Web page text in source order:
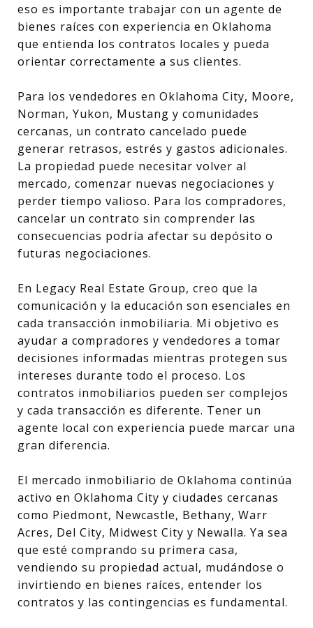
eso es importante trabajar con un agente de
bienes raíces con experiencia en Oklahoma
que entienda los contratos locales y pueda
orientar correctamente a sus clientes.
Para los vendedores en Oklahoma City, Moore,
Norman, Yukon, Mustang y comunidades
cercanas, un contrato cancelado puede
generar retrasos, estrés y gastos adicionales.
La propiedad puede necesitar volver al
mercado, comenzar nuevas negociaciones y
perder tiempo valioso. Para los compradores,
cancelar un contrato sin comprender las
consecuencias podría afectar su depósito o
futuras negociaciones.
En Legacy Real Estate Group, creo que la
comunicación y la educación son esenciales en
cada transacción inmobiliaria. Mi objetivo es
ayudar a compradores y vendedores a tomar
decisiones informadas mientras protegen sus
intereses durante todo el proceso. Los
contratos inmobiliarios pueden ser complejos
y cada transacción es diferente. Tener un
agente local con experiencia puede marcar una
gran diferencia.
El mercado inmobiliario de Oklahoma continúa
activo en Oklahoma City y ciudades cercanas
como Piedmont, Newcastle, Bethany, Warr
Acres, Del City, Midwest City y Newalla. Ya sea
que esté comprando su primera casa,
vendiendo su propiedad actual, mudándose o
invirtiendo en bienes raíces, entender los
contratos y las contingencias es fundamental.